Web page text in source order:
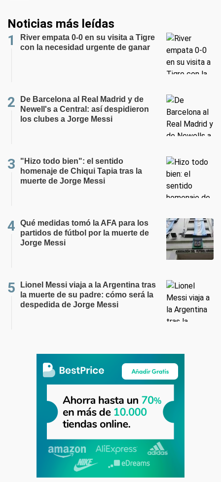
Noticias más leídas
River empata 0-0 en su visita a Tigre
con la necesidad urgente de ganar
De Barcelona al Real Madrid y de
Newell's a Central: así despidieron
los clubes a Jorge Messi
"Hizo todo bien": el sentido
homenaje de Chiqui Tapia tras la
muerte de Jorge Messi
Qué medidas tomó la AFA para los
partidos de fútbol por la muerte de
Jorge Messi
Lionel Messi viaja a la Argentina tras
la muerte de su padre: cómo será la
despedida de Jorge Messi